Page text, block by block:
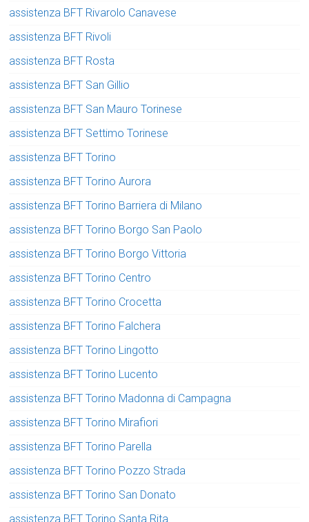
assistenza BFT Rivarolo Canavese
assistenza BFT Rivoli
assistenza BFT Rosta
assistenza BFT San Gillio
assistenza BFT San Mauro Torinese
assistenza BFT Settimo Torinese
assistenza BFT Torino
assistenza BFT Torino Aurora
assistenza BFT Torino Barriera di Milano
assistenza BFT Torino Borgo San Paolo
assistenza BFT Torino Borgo Vittoria
assistenza BFT Torino Centro
assistenza BFT Torino Crocetta
assistenza BFT Torino Falchera
assistenza BFT Torino Lingotto
assistenza BFT Torino Lucento
assistenza BFT Torino Madonna di Campagna
assistenza BFT Torino Mirafiori
assistenza BFT Torino Parella
assistenza BFT Torino Pozzo Strada
assistenza BFT Torino San Donato
assistenza BFT Torino Santa Rita